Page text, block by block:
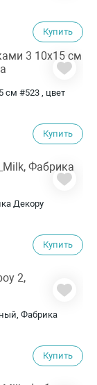
Купить
см #523 , цвет
Купить
Декору
Купить
Фабрика
Купить